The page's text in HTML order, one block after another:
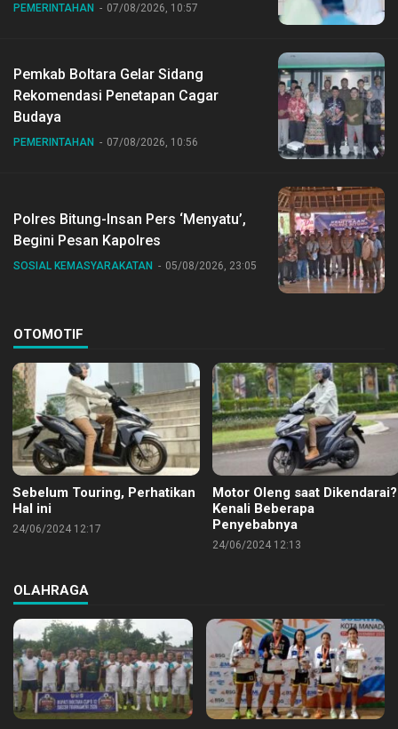
PEMERINTAHAN 07/08/2026, 10:57
Pemkab Boltara Gelar Sidang
Rekomendasi Penetapan Cagar
Budaya
PEMERINTAHAN 07/08/2026, 10:56
Polres Bitung-Insan Pers ‘Menyatu’,
Begini Pesan Kapolres
SOSIAL KEMASYARAKATAN 05/08/2026, 23:05
OTOMOTIF
Sebelum Touring, Perhatikan
Hal ini
24/06/2024 12:17
Motor Oleng saat Dikendarai?
Kenali Beberapa
Penyebabnya
24/06/2024 12:13
OLAHRAGA